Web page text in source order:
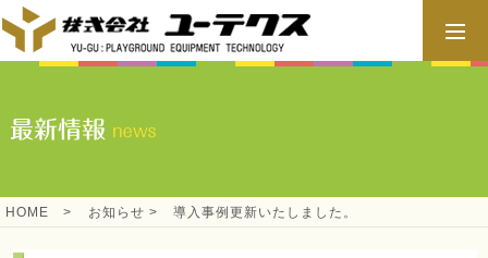
HOME > お知らせ > 導入事例更新いたしました。